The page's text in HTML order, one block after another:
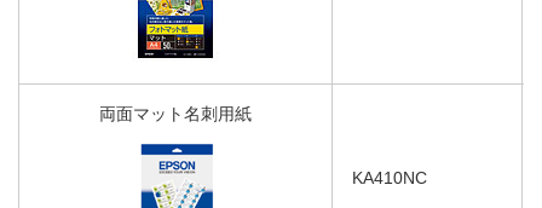
両面マット名刺用紙
KA410NC